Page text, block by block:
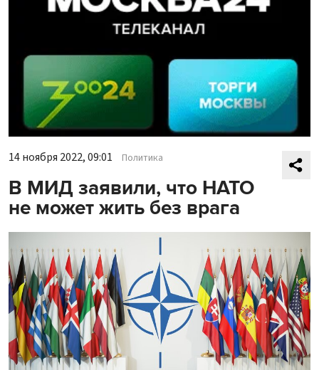
14 ноября 2022, 09:01 Политика
В МИД заявили, что НАТО
не может жить без врага